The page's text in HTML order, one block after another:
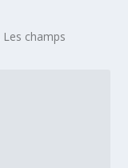
Les champs